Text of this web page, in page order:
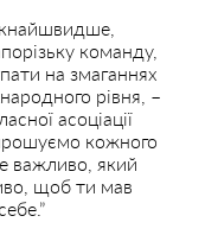
команду,
на змаганнях
рівня, –
асоціації
кожного
важливо, який
щоб ти мав